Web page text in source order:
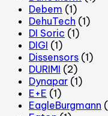
Debem (1)
DehuTech (1)
DI Soric (1)
DIGI (1)
Dissensors (1)
DURIMI (2)
Dynapar (1)
E+E (1)
EagleBurgmann